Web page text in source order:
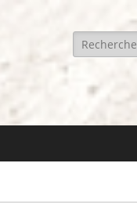
Recherche
pour: